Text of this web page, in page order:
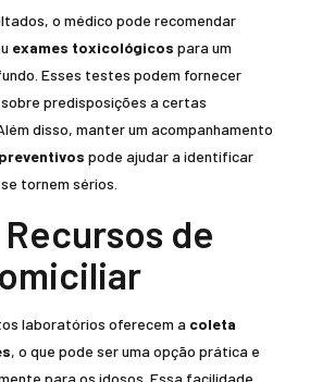
o médico pode recomendar
exames toxicológicos para um
Esses testes podem fornecer
predisposições a certas
disso, manter um acompanhamento
pode ajudar a identificar
tornem sérios.
de
laboratórios oferecem a coleta
, o que pode ser uma opção prática e
para os idosos. Essa facilidade